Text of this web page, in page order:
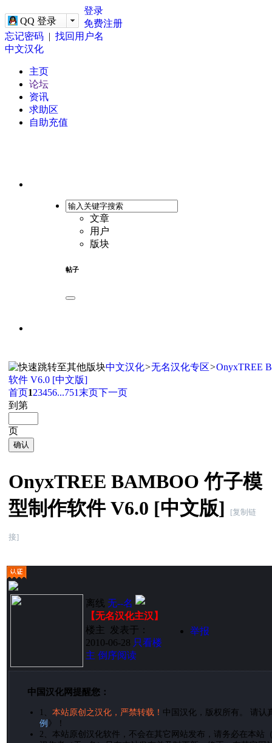
QQ 登录
登录
免费注册
忘记密码 | 找回用户名
中文汉化
主页
论坛
资讯
求助区
自助充值
文章
用户
版块
帖子
中文汉化>无名汉化专区>OnyxTREE
软件 V6.0 [中文版]
首页123456...751 末页下一页
到第
页
确认
OnyxTREE BAMBOO 竹子模
型制作软件 V6.0 [中文版]
[复制链
接]
离线 无--名
【无名汉化主汉】
楼主
发表于：
2010-06-28 只看楼
主 倒序阅读
举报
中国汉化网提醒您：
本站原创之汉化，严禁转载！ 中国汉化，版权所有。 请认
例 》！
2、 本站原创汉化软件，不会在其它网站发布，请务必在本站